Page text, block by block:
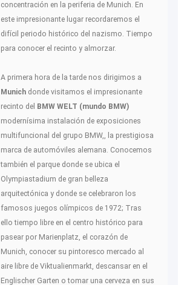
concentración en la periferia de Munich. En
este impresionante lugar recordaremos el
difícil periodo histórico del nazismo. Tiempo
para conocer el recinto y almorzar.
A primera hora de la tarde nos dirigimos a
Munich donde visitamos el impresionante
recinto del BMW WELT (mundo BMW)
modernísima instalación de exposiciones
multifuncional del grupo BMW,, la prestigiosa
marca de automóviles alemana. Conocemos
también el parque donde se ubica el
Olympiastadium de gran belleza
arquitectónica y donde se celebraron los
famosos juegos olímpicos de 1972; Tras
ello tiempo libre en el centro histórico para
pasear por Marienplatz, el corazón de
Munich, conocer su pintoresco mercado al
aire libre de Viktualienmarkt, descansar en el
Englischer Garten o tomar una cerveza en sus